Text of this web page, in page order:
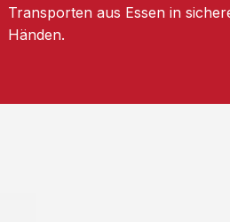
Transporten aus Essen in
Händen.